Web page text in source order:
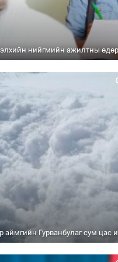
нийгмийн ажилтны өдөр
аймгийн Гурванбулаг сум цас